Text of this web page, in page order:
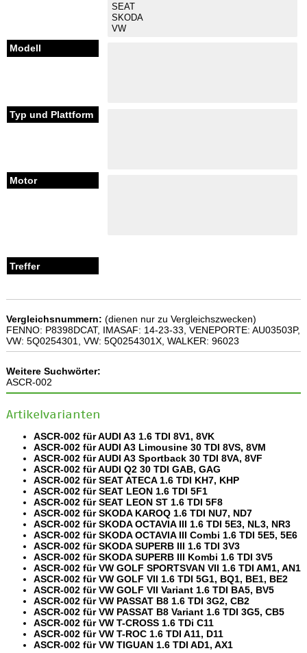
Vergleichsnummern: (dienen nur zu Vergleichszwecken)
FENNO: P8398DCAT, IMASAF: 14-23-33, VENEPORTE: AU03503P,
VW: 5Q0254301, VW: 5Q0254301X, WALKER: 96023
Weitere Suchwörter:
ASCR-002
Artikelvarianten
ASCR-002 für AUDI A3 1.6 TDI 8V1, 8VK
ASCR-002 für AUDI A3 Limousine 30 TDI 8VS, 8VM
ASCR-002 für AUDI A3 Sportback 30 TDI 8VA, 8VF
ASCR-002 für AUDI Q2 30 TDI GAB, GAG
ASCR-002 für SEAT ATECA 1.6 TDI KH7, KHP
ASCR-002 für SEAT LEON 1.6 TDI 5F1
ASCR-002 für SEAT LEON ST 1.6 TDI 5F8
ASCR-002 für SKODA KAROQ 1.6 TDI NU7, ND7
ASCR-002 für SKODA OCTAVIA III 1.6 TDI 5E3, NL3, NR3
ASCR-002 für SKODA OCTAVIA III Combi 1.6 TDI 5E5, 5E6
ASCR-002 für SKODA SUPERB III 1.6 TDI 3V3
ASCR-002 für SKODA SUPERB III Kombi 1.6 TDI 3V5
ASCR-002 für VW GOLF SPORTSVAN VII 1.6 TDI AM1, AN1
ASCR-002 für VW GOLF VII 1.6 TDI 5G1, BQ1, BE1, BE2
ASCR-002 für VW GOLF VII Variant 1.6 TDI BA5, BV5
ASCR-002 für VW PASSAT B8 1.6 TDI 3G2, CB2
ASCR-002 für VW PASSAT B8 Variant 1.6 TDI 3G5, CB5
ASCR-002 für VW T-CROSS 1.6 TDi C11
ASCR-002 für VW T-ROC 1.6 TDI A11, D11
ASCR-002 für VW TIGUAN 1.6 TDI AD1, AX1